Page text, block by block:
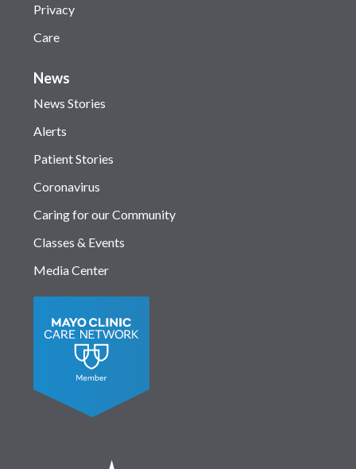
Privacy
Care
News
News Stories
Alerts
Patient Stories
Coronavirus
Caring for our Community
Classes & Events
Media Center